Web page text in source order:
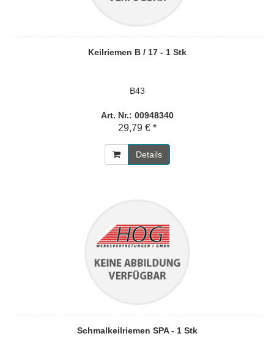
Keilriemen B / 17 - 1 Stk
B43
Art. Nr.: 00948340
29,79 € *
Details
Schmalkeilriemen SPA - 1 Stk